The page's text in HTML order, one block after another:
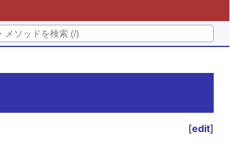
[edit]